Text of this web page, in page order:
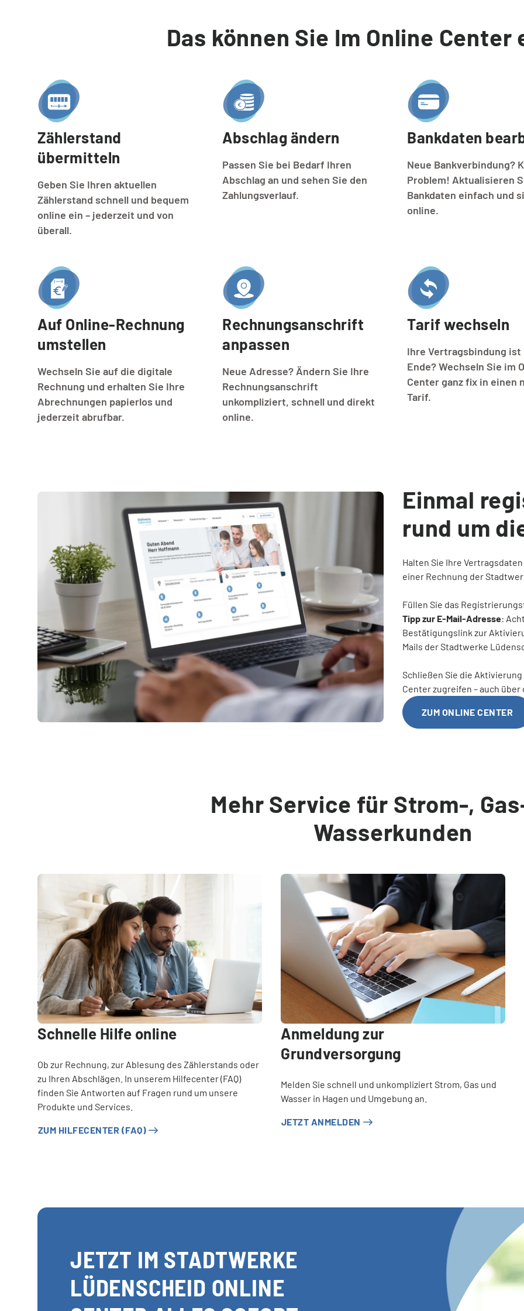
Energie-Euro
Energiespar-Programm
Kunden werben
Das können Sie Im Online
Zählerstand
übermitteln
Geben Sie Ihren aktuellen
Zählerstand schnell und bequem
online ein – jederzeit und von
überall.
Abschlag ändern
Passen Sie bei Bedarf Ihren
Abschlag an und sehen Sie den
Zahlungsverlauf.
Bankdaten
Neue Bankverbindung?
Problem! Aktualisieren
Bankdaten einfach und
online.
Auf Online-Rechnung
umstellen
Wechseln Sie auf die digitale
Rechnung und erhalten Sie Ihre
Abrechnungen papierlos und
jederzeit abrufbar.
Rechnungsanschrift
anpassen
Neue Adresse? Ändern Sie Ihre
Rechnungsanschrift
unkompliziert, schnell und direkt
online.
Tarif wechseln
Ihre Vertragsbindung ist
Ende? Wechseln Sie im
Center ganz fix in einen
Tarif.
Einmal
rund um
Halten Sie Ihre
einer Rechnung der
Füllen Sie das
Tipp zur E-Mail-Adresse:
Bestätigungslink zur
Mails der Stadtwerke
Schließen Sie die
Center zugreifen – auch
ZUM ONLINE CENTER
Mehr Service für Strom-,
Wasserkunden
Schnelle Hilfe online
Ob zur Rechnung, zur Ablesung des Zählerstands oder
zu Ihren Abschlägen. In unserem Hilfecenter (FAQ)
finden Sie Antworten auf Fragen rund um unsere
Produkte und Services.
ZUM HILFECENTER (FAQ)
Anmeldung zur
Grundversorgung
Melden Sie schnell und unkompliziert Strom, Gas und
Wasser in Hagen und Umgebung an.
JETZT ANMELDEN
JETZT IM STADTWERKE
LÜDENSCHEID ONLINE